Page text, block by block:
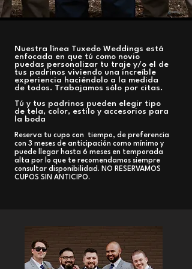
Nuestra línea Tuxedo Weddings está
enfocada en que tú como novio
puedas personalizar tu traje y/o el de
tus padrinos viviendo una increíble
experiencia haciéndolo a la medida
de todos. Trabajamos sólo por citas.
​Tú y tus padrinos pueden elegir tipo
de tela, color, estilo y accesorios para
la boda
Reserva tu cupo con tiempo, de preferencia
con 3 meses de anticipación como mínimo y
puede llegar hasta 6 meses en temporada
alta por lo que te recomendamos siempre
consultar disponibilidad. NO RESERVAMOS
CUPOS SIN ANTICIPO.